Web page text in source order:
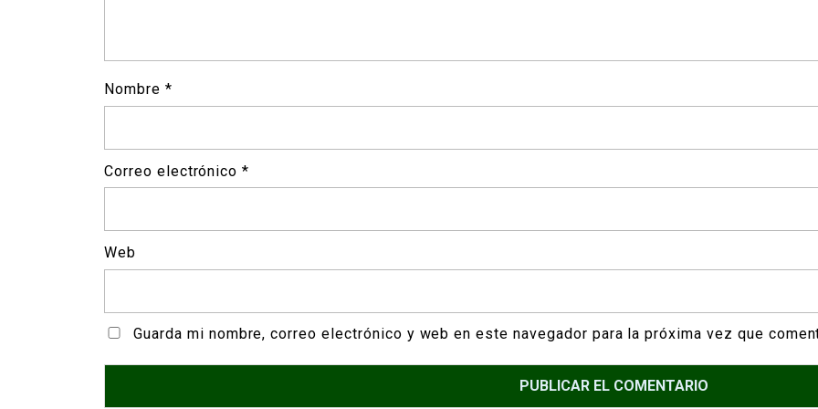
Nombre *
Correo electrónico*
Web
Guarda mi nombre, correo electrónico y web en este navegador para la próxima vez que